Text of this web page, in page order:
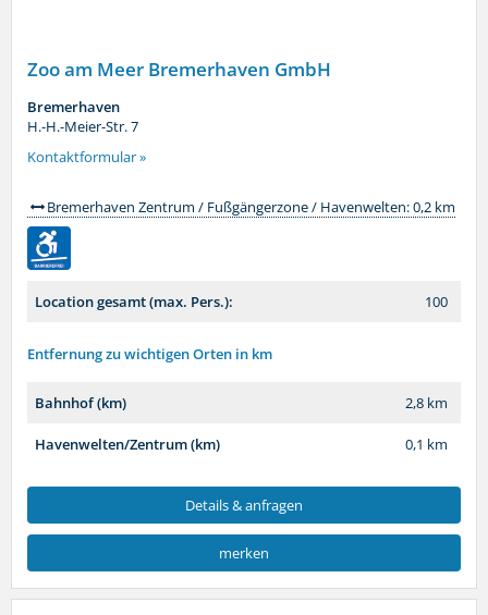
Zoo am Meer Bremerhaven GmbH
Bremerhaven
H.-H.-Meier-Str. 7
Kontaktformular »
Bremerhaven Zentrum / Fußgängerzone / Havenwelten: 0,2 km
Location gesamt (max. Pers.): 100
Entfernung zu wichtigen Orten in km
Bahnhof (km) 2,8 km
Havenwelten/Zentrum (km) 0,1 km
Details & anfragen
merken